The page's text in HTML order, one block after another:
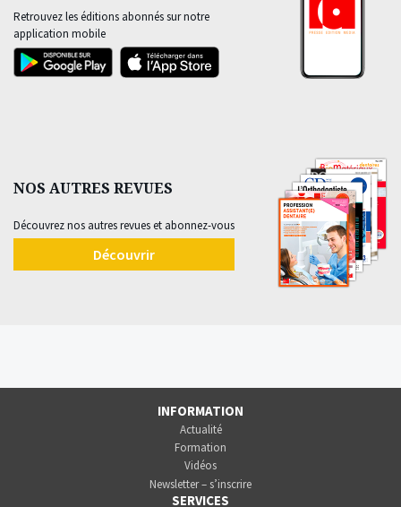
Retrouvez les éditions abonnés sur notre
application mobile
NOS AUTRES REVUES
Découvrez nos autres revues et abonnez-vous
Découvrir
INFORMATION
Actualité
Formation
Vidéos
Newsletter – s’inscrire
SERVICES